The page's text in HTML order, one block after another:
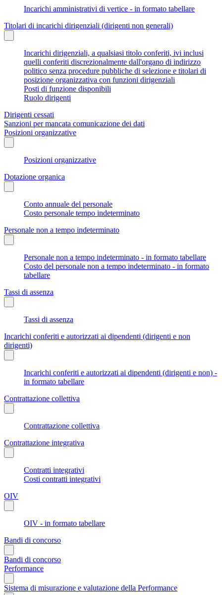
Incarichi amministrativi di vertice - in formato tabellare
Titolari di incarichi dirigenziali (dirigenti non generali)
Incarichi dirigenziali, a qualsiasi titolo conferiti, ivi inclusi
quelli conferiti discrezionalmente dall'organo di indirizzo
politico senza procedure pubbliche di selezione e titolari di
posizione organizzativa con funzioni dirigenziali
Posti di funzione disponibili
Ruolo dirigenti
Dirigenti cessati
Sanzioni per mancata comunicazione dei dati
Posizioni organizzative
Posizioni organizzative
Dotazione organica
Conto annuale del personale
Costo personale tempo indeterminato
Personale non a tempo indeterminato
Personale non a tempo indeterminato - in formato tabellare
Costo del personale non a tempo indeterminato - in formato
tabellare
Tassi di assenza
Tassi di assenza
Incarichi conferiti e autorizzati ai dipendenti (dirigenti e non
dirigenti)
Incarichi conferiti e autorizzati ai dipendenti (dirigenti e non) -
in formato tabellare
Contrattazione collettiva
Contrattazione collettiva
Contrattazione integrativa
Contratti integrativi
Costi contratti integrativi
OIV
OIV - in formato tabellare
Bandi di concorso
Bandi di concorso
Performance
Sistema di misurazione e valutazione della Performance